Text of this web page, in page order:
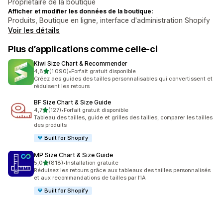
Propriétaire de la boutique
Afficher et modifier les données de la boutique:
Produits, Boutique en ligne, interface d'administration Shopify
Voir les détails
Plus d’applications comme celle-ci
Kiwi Size Chart & Recommender
4,8étoile(s) sur 5
(1 090)
1090 avis au total
•Forfait gratuit disponible
Créez des guides des tailles personnalisables qui convertissent et
réduisent les retours
BF Size Chart & Size Guide
4,7étoile(s) sur 5
(127)
127 avis au total
•Forfait gratuit disponible
Tableau des tailles, guide et grilles des tailles, comparer les tailles
des produits
Built for Shopify
MP Size Chart & Size Guide
5,0étoile(s) sur 5
(818)
818 avis au total
•Installation gratuite
Réduisez les retours grâce aux tableaux des tailles personnalisés
et aux recommandations de tailles par l’IA
Built for Shopify